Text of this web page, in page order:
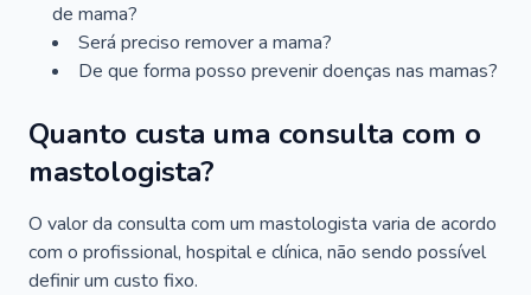
de mama?
Será preciso remover a mama?
De que forma posso prevenir doenças nas mamas?
Quanto custa uma consulta com o
mastologista?
O valor da consulta com um mastologista varia de acordo
com o profissional, hospital e clínica, não sendo possível
definir um custo fixo.